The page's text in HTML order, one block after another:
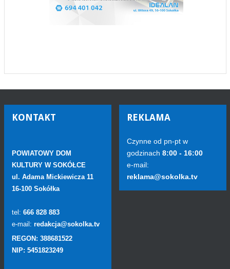
KONTAKT
POWIATOWY DOM
KULTURY W SOKÓŁCE
ul. Adama Mickiewicza 11
16-100 Sokółka
tel: 666 828 883
e-mail: redakcja@sokolka.tv
REGON: 388681522
NIP: 5451823249
REKLAMA
Czynne od pn-pt w
godzinach 8:00 - 16:00
e-mail:
reklama@sokolka.tv